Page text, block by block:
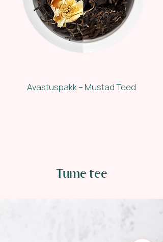
Avastuspakk – Mustad Teed
Tume tee